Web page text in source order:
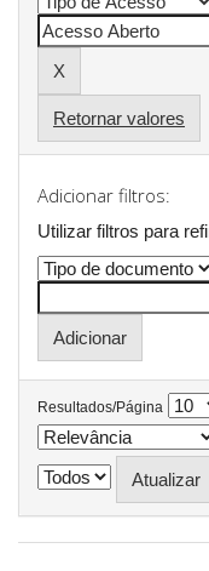
Retornar valores
Adicionar filtros:
Utilizar filtros para
Resultados/Página